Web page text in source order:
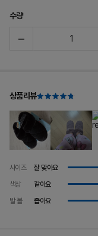
수량
상품리뷰
사이즈 잘 맞아요
색상
같아요
발 볼
좁아요